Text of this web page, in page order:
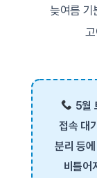
늦여름 기
5월
접속 대
분리 등
비틀어